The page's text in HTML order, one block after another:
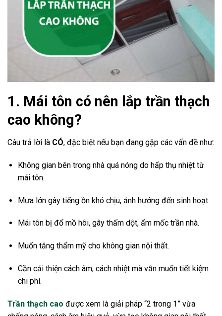
1. Mái tôn có nên lắp trần thạch
cao không?
Câu trả lời là CÓ, đặc biệt nếu bạn đang gặp các vấn đề như:
Không gian bên trong nhà quá nóng do hấp thụ nhiệt từ
mái tôn.
Mưa lớn gây tiếng ồn khó chịu, ảnh hưởng đến sinh hoạt.
Mái tôn bị đổ mồ hôi, gây thấm dột, ẩm mốc trần nhà.
Muốn tăng thẩm mỹ cho không gian nội thất.
Cần cải thiện cách âm, cách nhiệt mà vẫn muốn tiết kiệm
chi phí.
Trần thạch cao được xem là giải pháp “2 trong 1” vừa